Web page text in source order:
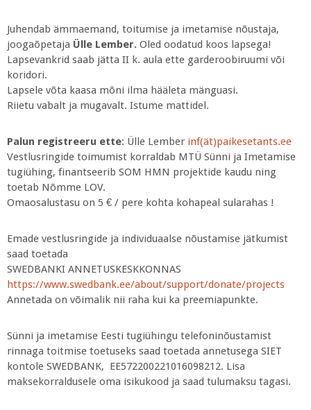
Juhendab ämmaemand, toitumise ja imetamise nõustaja,
joogaõpetaja Ülle Lember. Oled oodatud koos lapsega!
Lapsevankrid saab jätta II k. aula ette garderoobiruumi või
koridori.
Lapsele võta kaasa mõni ilma hääleta mänguasi.
Riietu vabalt ja mugavalt. Istume mattidel.
Palun registreeru ette: Ülle Lember inf(ät)paikesetants.ee
Vestlusringide toimumist korraldab MTÜ Sünni ja Imetamise
tugiühing, finantseerib SOM HMN projektide kaudu ning
toetab Nõmme LOV.
Omaosalustasu on 5 € / pere kohta kohapeal sularahas !
Emade vestlusringide ja individuaalse nõustamise jätkumist
saad toetada
SWEDBANKI ANNETUSKESKKONNAS
https://www.swedbank.ee/about/support/donate/projects
Annetada on võimalik nii raha kui ka preemiapunkte.
Sünni ja imetamise Eesti tugiühingu telefoninõustamist
rinnaga toitmise toetuseks saad toetada annetusega SIET
kontole SWEDBANK, EE572200221016098212. Lisa
maksekorraldusele oma isikukood ja saad tulumaksu tagasi.